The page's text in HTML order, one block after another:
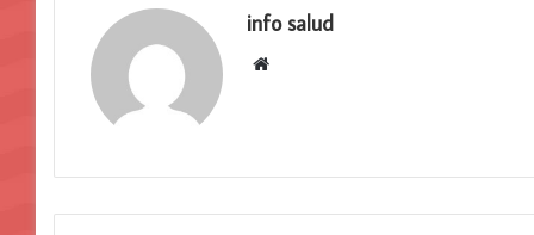
info salud
Sitio